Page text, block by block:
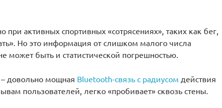
при активных спортивных «сотрясениях», таких как бег,
Но это информация от слишком малого числа
может быть и статистической погрешностью.
довольно мощная Bluetooth-связь с радиусом действия
пользователей, легко «пробивает» сквозь стены.